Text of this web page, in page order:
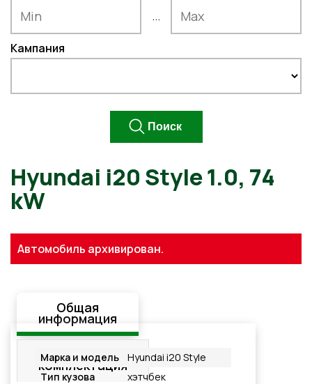
...
Кампания
Hyundai i20 Style 1.0, 74
kW
Автомобиль архивирован.
Общая
информация
Стандартная
комплектация
Марка и модель
Hyundai i20 Style
Тип кузова
хэтчбек